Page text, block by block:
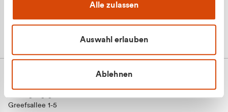
Alle zulassen
Auswahl erlauben
Ablehnen
Greefsallee 1-5